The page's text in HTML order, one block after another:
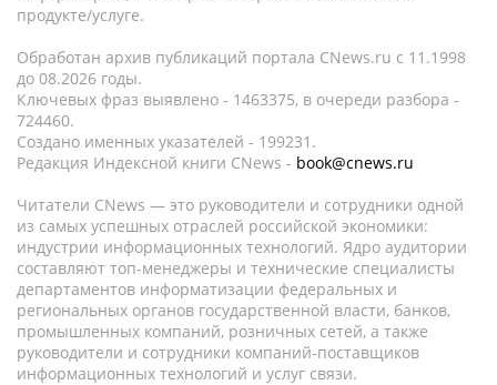
продукте/услуге.
Обработан архив публикаций портала CNews.ru c 11.1998
до 08.2026 годы.
Ключевых фраз выявлено - 1463375, в очереди разбора -
724460.
Создано именных указателей - 199231.
Редакция Индексной книги CNews - book@cnews.ru
Читатели CNews — это руководители и сотрудники одной
из самых успешных отраслей российской экономики:
индустрии информационных технологий. Ядро аудитории
составляют топ-менеджеры и технические специалисты
департаментов информатизации федеральных и
региональных органов государственной власти, банков,
промышленных компаний, розничных сетей, а также
руководители и сотрудники компаний-поставщиков
информационных технологий и услуг связи.